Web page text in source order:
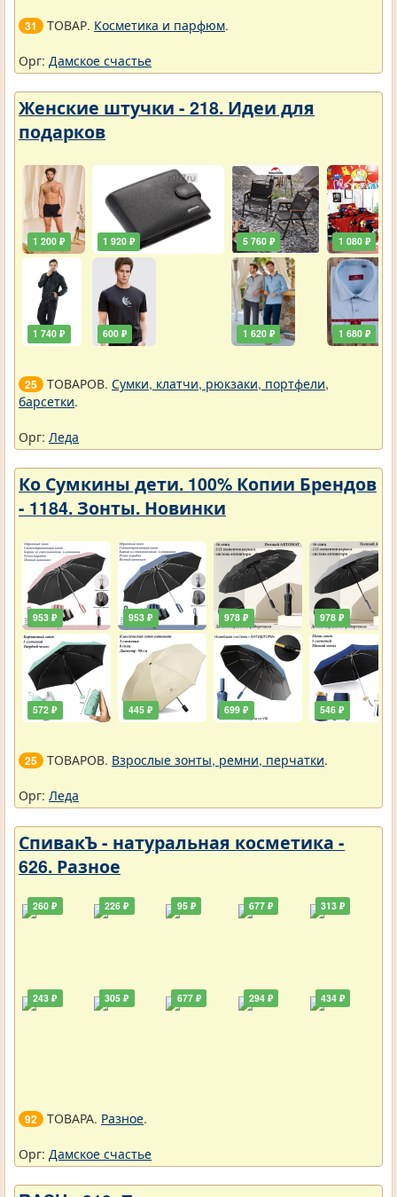
31 ТОВАР. Косметика и парфюм.
Орг: Дамское счастье
Женские штучки - 218. Идеи для
подарков
1 200 ₽
1 740 ₽
1 920 ₽
600 ₽
5 760 ₽
1 620 ₽
1 080 ₽
1 680 ₽
25 ТОВАРОВ. Сумки, клатчи, рюкзаки, портфели,
барсетки.
Орг: Леда
Ко Сумкины дети. 100% Копии Брендов
- 1184. Зонты. Новинки
953 ₽
572 ₽
953 ₽
445 ₽
978 ₽
699 ₽
978 ₽
546 ₽
25 ТОВАРОВ. Взрослые зонты, ремни, перчатки.
Орг: Леда
СпивакЪ - натуральная косметика -
626. Разное
260 ₽
243 ₽
226 ₽
305 ₽
95 ₽
677 ₽
677 ₽
294 ₽
313 ₽
434 ₽
92 ТОВАРА. Разное.
Орг: Дамское счастье